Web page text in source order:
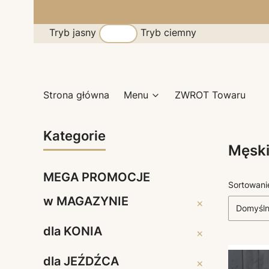
Tryb jasny Tryb ciemny
Strona główna Menu ZWROT Towaru
Kategorie
MEGA PROMOCJE
w MAGAZYNIE
w MAGAZYNIE
dla KONIA dla KONIA
dla JEŹDŹCA
Lista